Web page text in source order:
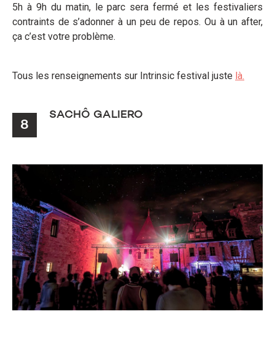
5h à 9h du matin, le parc sera fermé et les festivaliers
contraints de s’adonner à un peu de repos. Ou à un after,
ça c’est votre problème.
Tous les renseignements sur Intrinsic festival juste là.
8
SACHÔ GALIERO